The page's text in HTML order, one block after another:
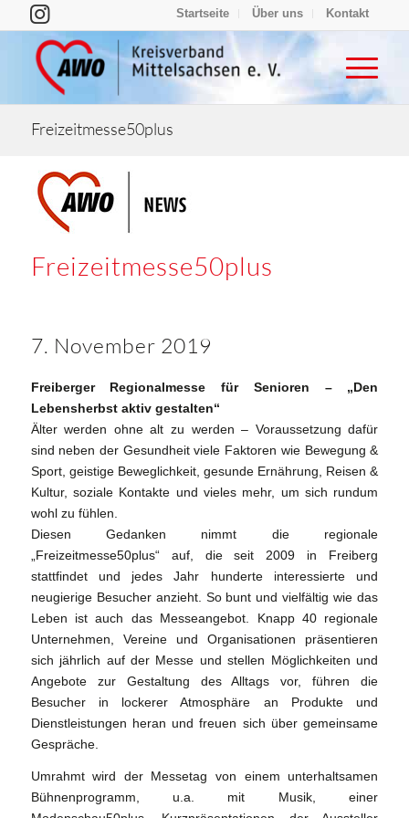
Startseite Über uns Kontakt
Freizeitmesse50plus
Freizeitmesse50plus
7. November 2019
Freiberger Regionalmesse für Senioren – „Den
Lebensherbst aktiv gestalten“
Älter werden ohne alt zu werden – Voraussetzung dafür
sind neben der Gesundheit viele Faktoren wie Bewegung &
Sport, geistige Beweglichkeit, gesunde Ernährung, Reisen &
Kultur, soziale Kontakte und vieles mehr, um sich rundum
wohl zu fühlen.
Diesen Gedanken nimmt die regionale
„Freizeitmesse50plus“ auf, die seit 2009 in Freiberg
stattfindet und jedes Jahr hunderte interessierte und
neugierige Besucher anzieht. So bunt und vielfältig wie das
Leben ist auch das Messeangebot. Knapp 40 regionale
Unternehmen, Vereine und Organisationen präsentieren
sich jährlich auf der Messe und stellen Möglichkeiten und
Angebote zur Gestaltung des Alltags vor, führen die
Besucher in lockerer Atmosphäre an Produkte und
Dienstleistungen heran und freuen sich über gemeinsame
Gespräche.
Umrahmt wird der Messetag von einem unterhaltsamen
Bühnenprogramm, u.a. mit Musik, einer